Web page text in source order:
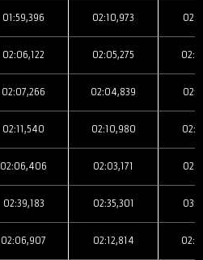
01:59,396 02:10,973
02:06,122 02:05,275
02:07,266 02:04,839
02:11,540 02:10,980
02:06,406 02:03,171
02:39,183 02:35,301
02:06,907 02:12,814